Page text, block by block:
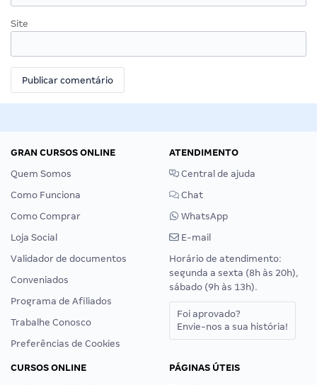
Site
GRAN CURSOS ONLINE
Quem Somos
Como Funciona
Como Comprar
Loja Social
Validador de documentos
Conveniados
Programa de Afiliados
Trabalhe Conosco
Preferências de Cookies
ATENDIMENTO
Central de ajuda
Chat
WhatsApp
E-mail
Horário de atendimento:
segunda a sexta (8h às 20h),
sábado (9h às 13h).
Foi aprovado?
Envie-nos a sua história!
CURSOS ONLINE
PÁGINAS ÚTEIS